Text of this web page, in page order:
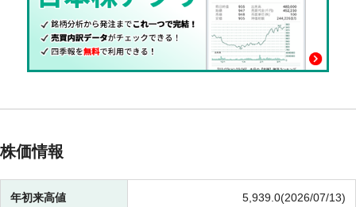
株価情報
年初来高値 5,939.0(2026/07/13)